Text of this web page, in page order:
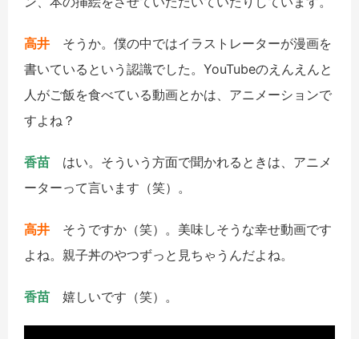
高井
そうか。僕の中ではイラストレーターが漫画を
書いているという認識でした。 YouTubeのえんえんと
人がご飯を食べている動画とかは、アニメーションで
すよね？
香苗 はい。そういう方面で聞かれるときは、アニメ
ーターって言います（笑）。
高井
そうですか（笑）。美味しそうな幸せ動画です
よね。親子丼のやつずっと見ちゃうんだよね。
香苗 嬉しいです（笑）。